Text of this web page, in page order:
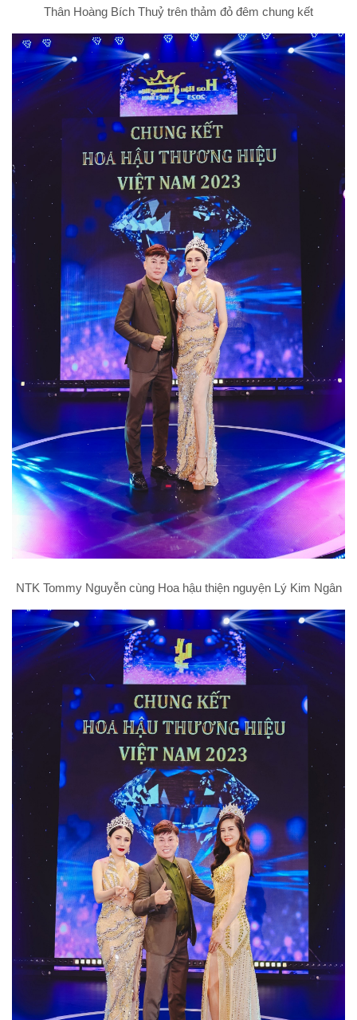
Thân Hoàng Bích Thuỷ trên thảm đỏ đêm chung kết
NTK Tommy Nguyễn cùng Hoa hậu thiện nguyện Lý Kim Ngân